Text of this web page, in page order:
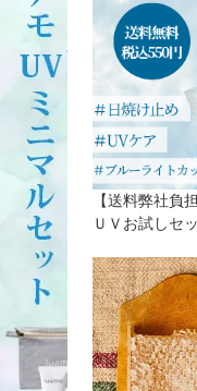
【送料弊社負
ＵＶお試しセ